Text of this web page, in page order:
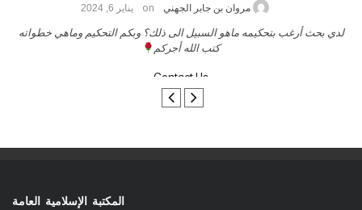
حامد الزريقي on يناير 25, 2026
السلام عليكم ورحمة الله وبركاتة أرغب بنشر كتابي معكم
المكتبة الإسلامية العامة